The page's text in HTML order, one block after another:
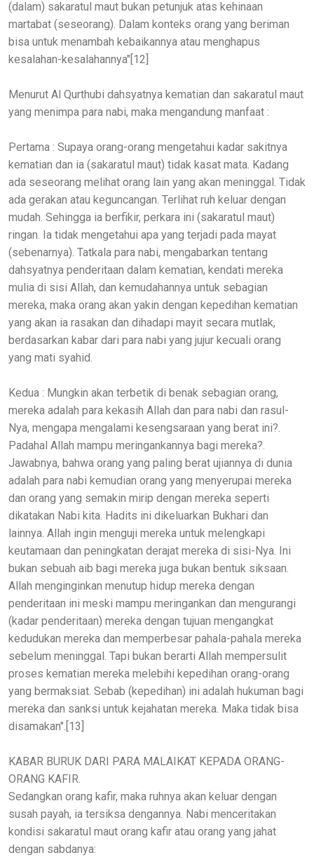
(dalam) sakaratul maut bukan petunjuk atas kehinaan
martabat (seseorang). Dalam konteks orang yang beriman
bisa untuk menambah kebaikannya atau menghapus
kesalahan-kesalahannya"[12]
Menurut Al Qurthubi dahsyatnya kematian dan sakaratul maut
yang menimpa para nabi, maka mengandung manfaat :
Pertama : Supaya orang-orang mengetahui kadar sakitnya
kematian dan ia (sakaratul maut) tidak kasat mata. Kadang
ada seseorang melihat orang lain yang akan meninggal. Tidak
ada gerakan atau keguncangan. Terlihat ruh keluar dengan
mudah. Sehingga ia berfikir, perkara ini (sakaratul maut)
ringan. Ia tidak mengetahui apa yang terjadi pada mayat
(sebenarnya). Tatkala para nabi, mengabarkan tentang
dahsyatnya penderitaan dalam kematian, kendati mereka
mulia di sisi Allah, dan kemudahannya untuk sebagian
mereka, maka orang akan yakin dengan kepedihan kematian
yang akan ia rasakan dan dihadapi mayit secara mutlak,
berdasarkan kabar dari para nabi yang jujur kecuali orang
yang mati syahid.
Kedua : Mungkin akan terbetik di benak sebagian orang,
mereka adalah para kekasih Allah dan para nabi dan rasul-
Nya, mengapa mengalami kesengsaraan yang berat ini?.
Padahal Allah mampu meringankannya bagi mereka?.
Jawabnya, bahwa orang yang paling berat ujiannya di dunia
adalah para nabi kemudian orang yang menyerupai mereka
dan orang yang semakin mirip dengan mereka seperti
dikatakan Nabi kita. Hadits ini dikeluarkan Bukhari dan
lainnya. Allah ingin menguji mereka untuk melengkapi
keutamaan dan peningkatan derajat mereka di sisi-Nya. Ini
bukan sebuah aib bagi mereka juga bukan bentuk siksaan.
Allah menginginkan menutup hidup mereka dengan
penderitaan ini meski mampu meringankan dan mengurangi
(kadar penderitaan) mereka dengan tujuan mengangkat
kedudukan mereka dan memperbesar pahala-pahala mereka
sebelum meninggal. Tapi bukan berarti Allah mempersulit
proses kematian mereka melebihi kepedihan orang-orang
yang bermaksiat. Sebab (kepedihan) ini adalah hukuman bagi
mereka dan sanksi untuk kejahatan mereka. Maka tidak bisa
disamakan".[13]
KABAR BURUK DARI PARA MALAIKAT KEPADA ORANG-
ORANG KAFIR.
Sedangkan orang kafir, maka ruhnya akan keluar dengan
susah payah, ia tersiksa dengannya. Nabi menceritakan
kondisi sakaratul maut orang kafir atau orang yang jahat
dengan sabdanya: